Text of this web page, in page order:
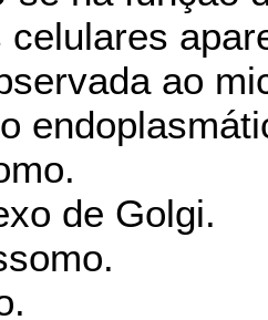
celulares
ao
de Golgi.